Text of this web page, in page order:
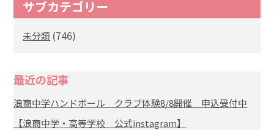
サブカテゴリー
未分類 (746)
最近の記事
浪商中学ハンドボール クラブ体験8/8開催 申込受付中
【浪商中学・高等学校 公式instagram】